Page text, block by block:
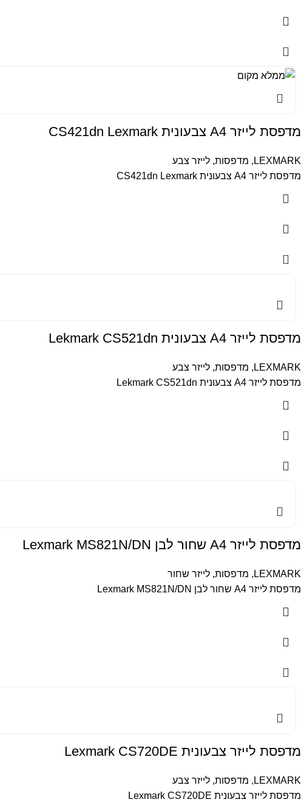
מדפסת לייזר A4 צבעונית CS421dn Lexmark
LEXMARK
, מדפסות, לייזר צבע
מדפסת לייזר A4 צבעונית CS421dn Lexmark
מדפסת לייזר A4 צבעונית Lekmark CS521dn
LEXMARK
, מדפסות, לייזר צבע
מדפסת לייזר A4 צבעונית Lekmark CS521dn
מדפסת לייזר A4 שחור לבן Lexmark MS821N/DN
LEXMARK
, מדפסות, לייזר שחור
מדפסת לייזר A4 שחור לבן Lexmark MS821N/DN
מדפסת לייזר צבעונית Lexmark CS720DE
LEXMARK
, מדפסות, לייזר צבע
מדפסת לייזר צבעונית Lexmark CS720DE